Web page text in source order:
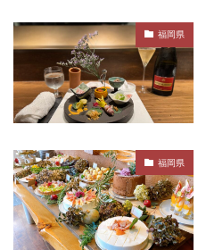
福岡県
福岡県